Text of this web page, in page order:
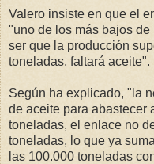
Valero insiste en que el
"uno de los más bajos
ser que la producción
toneladas, faltará aceite".
Según ha explicado, "la
de aceite para abastecer
toneladas, el enlace no
toneladas, lo que ya
las 100.000 toneladas